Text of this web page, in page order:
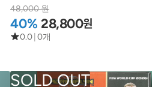
48,000 원
40% 28,800원
0.0 0개